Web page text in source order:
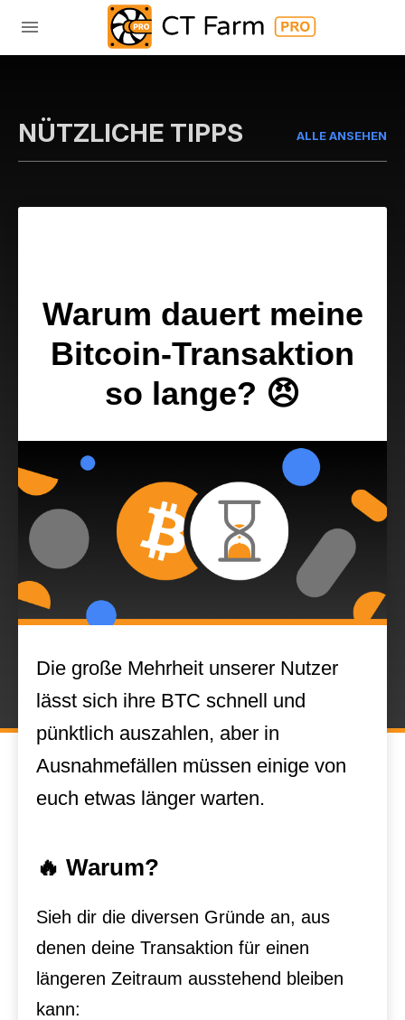
NÜTZLICHE TIPPS ALLE ANSEHEN
Warum dauert meine
Bitcoin-Transaktion
so lange? 😠
Die große Mehrheit unserer Nutzer
lässt sich ihre BTC schnell und
pünktlich auszahlen, aber in
Ausnahmefällen müssen einige von
euch etwas länger warten.
🔥 Warum?
Sieh dir die diversen Gründe an, aus
denen deine Transaktion für einen
längeren Zeitraum ausstehend bleiben
kann: